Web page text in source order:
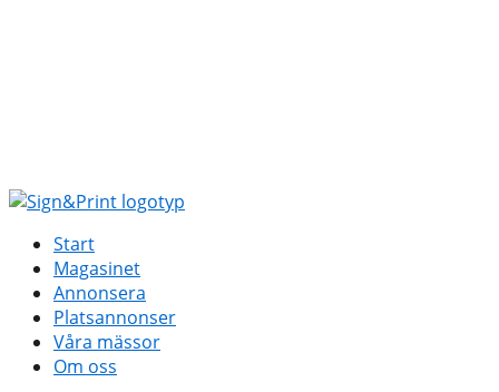
Start
Magasinet
Annonsera
Platsannonser
Våra mässor
Om oss